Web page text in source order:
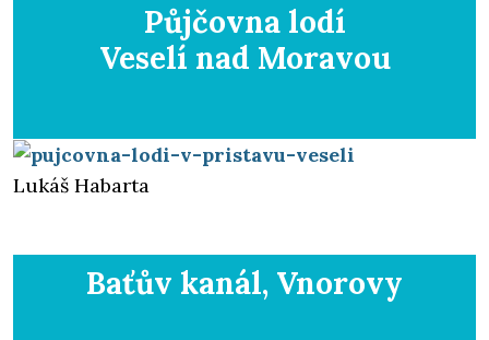
Půjčovna lodí
Veselí nad Moravou
Lukáš Habarta
Baťův kanál, Vnorovy